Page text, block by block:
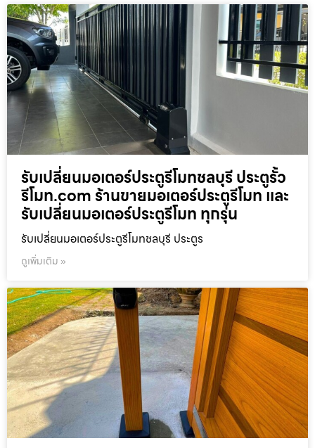
รับเปลี่ยนมอเตอร์ประตูรีโมทชลบุรี ประตูรั้ว
รีโมท.com ร้านขายมอเตอร์ประตูรีโมท และ
รับเปลี่ยนมอเตอร์ประตูรีโมท ทุกรุ่น
รับเปลี่ยนมอเตอร์ประตูรีโมทชลบุรี ประตูร
ดูเพิ่มเติม »